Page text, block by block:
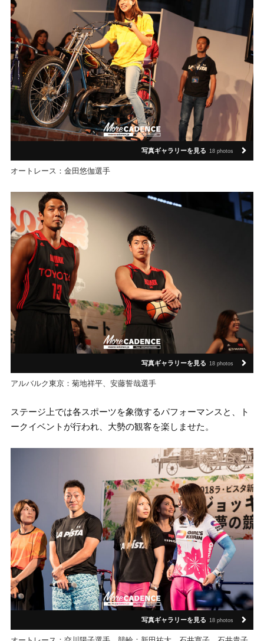
写真ギャラリーを見る 18 photos
オートレース：金田悠伽選手
写真ギャラリーを見る 18 photos
アルバルク東京：菊地祥平、安藤誓哉選手
ステージ上では各スポーツを象徴するパフォーマンスと、ト
ークイベントが行われ、大勢の観客を楽しませた。
写真ギャラリーを見る 18 photos